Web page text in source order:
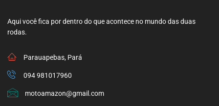
Aqui você fica por dentro do que acontece no mundo das duas
rodas.
Parauapebas, Pará
094 981017960
motoamazon@gmail.com